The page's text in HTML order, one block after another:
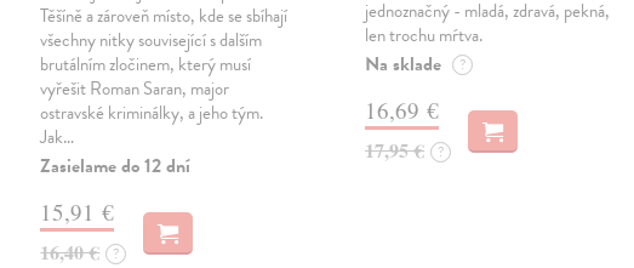
Těšíně a zároveň místo, kde se sbíhají
všechny nitky související s dalším
brutálním zločinem, který musí
vyřešit Roman Saran, major
ostravské kriminálky, a jeho tým.
Jak…
Zasielame do 12 dní
15,91 €
16,40 € ?
jednoznačný - mladá, zdravá, pekná,
len trochu mŕtva.
Na sklade ?
16,69 €
17,95 € ?